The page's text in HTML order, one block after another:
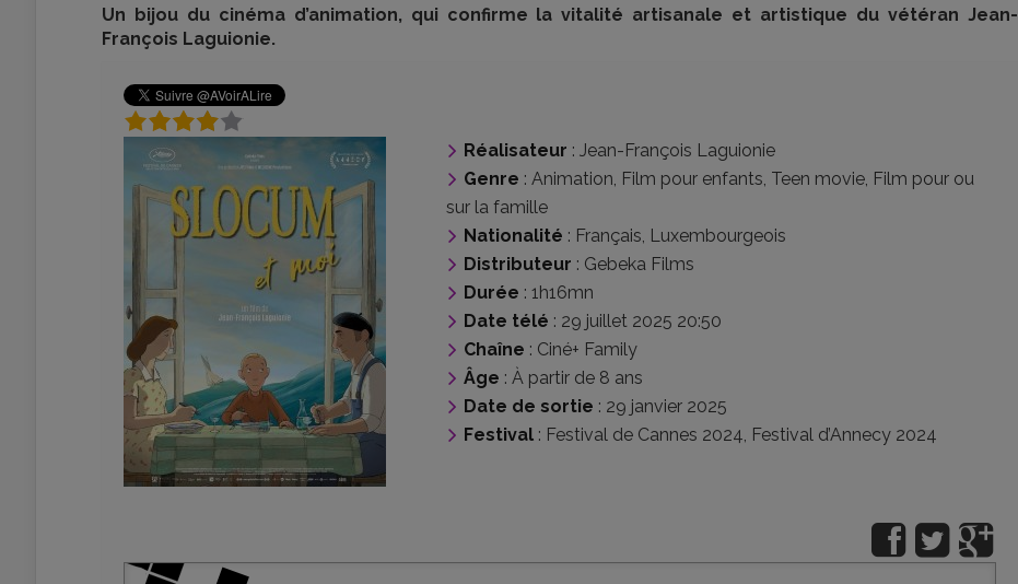
Un bijou du cinéma d’animation, qui confirme la vitalité artisanale et artistique du vétéran Jean-
François Laguionie.
Réalisateur : Jean-François Laguionie
Genre : Animation, Film pour enfants, Teen movie, Film pour ou
sur la famille
Nationalité : Français, Luxembourgeois
Distributeur : Gebeka Films
Durée : 1h16mn
Date télé : 29 juillet 2025 20:50
Chaîne : Ciné+ Family
Âge : À partir de 8 ans
Date de sortie : 29 janvier 2025
Festival : Festival de Cannes 2024, Festival d’Annecy 2024